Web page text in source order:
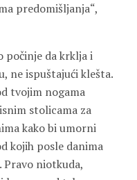
predomišljanja“,
počinje da krklja i
ne ispuštajući klešta.
tvojim nogama
stolicama za
kako bi umorni
kojih posle danima
niotkuda,